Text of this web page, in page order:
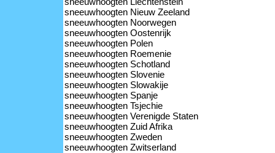
sneeuwhoogten Nieuw Zeeland
sneeuwhoogten Noorwegen
sneeuwhoogten Oostenrijk
sneeuwhoogten Polen
sneeuwhoogten Roemenie
sneeuwhoogten Schotland
sneeuwhoogten Slovenie
sneeuwhoogten Slowakije
sneeuwhoogten Spanje
sneeuwhoogten Tsjechie
sneeuwhoogten Verenigde Staten
sneeuwhoogten Zuid Afrika
sneeuwhoogten Zweden
sneeuwhoogten Zwitserland